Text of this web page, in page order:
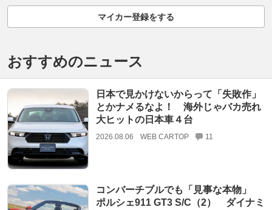
マイカー登録をする
おすすめのニュース
日本で見かけないからって「失敗作」
とかナメるなよ！ 海外じゃバカ売れ
大ヒットの日本車４台
2026.08.06 WEB CARTOP 11
コンバーチブルでも「見事な本物」
ポルシェ911 GT3 S/C（2） ダイナミ